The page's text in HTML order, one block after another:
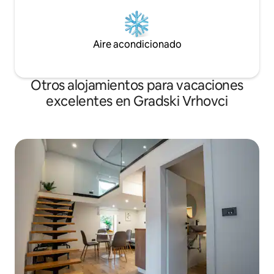
Aire acondicionado
Otros alojamientos para vacaciones
excelentes en Gradski Vrhovci